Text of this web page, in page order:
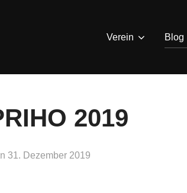
Verein Blog
2019
Veröffentlicht
31. Dezember 2019